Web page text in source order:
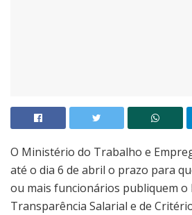
O Ministério do Trabalho e
até o dia 6 de abril o prazo para
ou mais funcionários publiquem o
Transparência Salarial e de